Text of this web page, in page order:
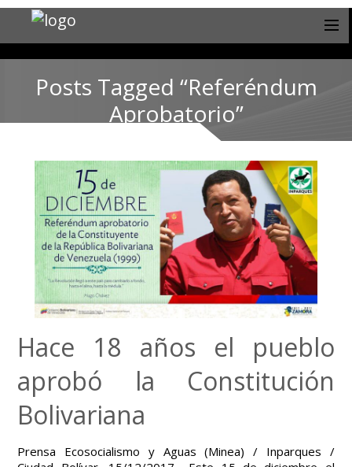
Posts Tagged “Referéndum
Aprobatorio”
Hace 18 años el pueblo
aprobó la Constitución
Bolivariana
Prensa Ecosocialismo y Aguas (Minea) / Inparques /